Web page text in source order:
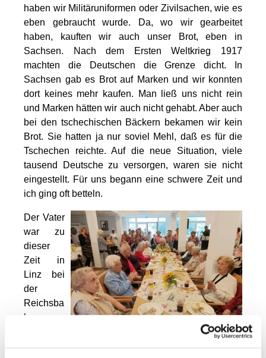
haben wir Militäruniformen oder Zivilsachen, wie es
eben gebraucht wurde. Da, wo wir gearbeitet
haben, kauften wir auch unser Brot, eben in
Sachsen. Nach dem Ersten Weltkrieg 1917
machten die Deutschen die Grenze dicht. In
Sachsen gab es Brot auf Marken und wir konnten
dort keines mehr kaufen. Man ließ uns nicht rein
und Marken hätten wir auch nicht gehabt. Aber auch
bei den tschechischen Bäckern bekamen wir kein
Brot. Sie hatten ja nur soviel Mehl, daß es für die
Tschechen reichte. Auf die neue Situation, viele
tausend Deutsche zu versorgen, waren sie nicht
eingestellt. Für uns begann eine schwere Zeit und
ich ging oft betteln.
Der Vater
war zu
dieser
Zeit in
Linz bei
der
Reichsba
hn
pflichtet.